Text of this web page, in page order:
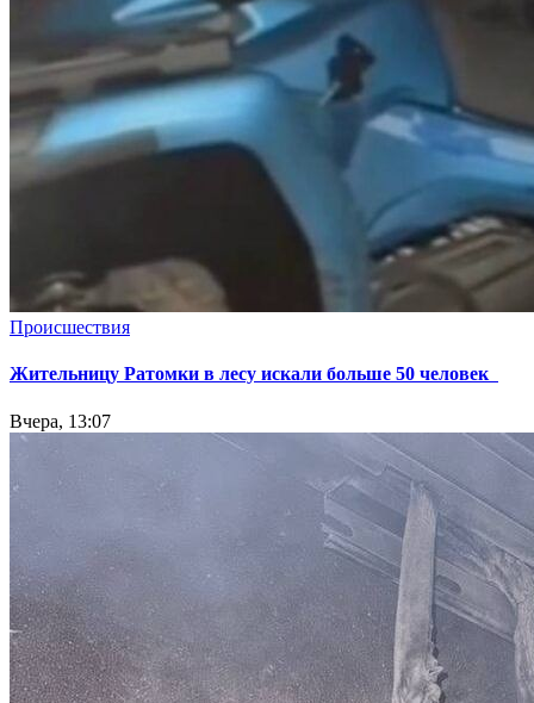
Происшествия
Жительницу Ратомки в лесу искали больше 50 человек
Вчера, 13:07